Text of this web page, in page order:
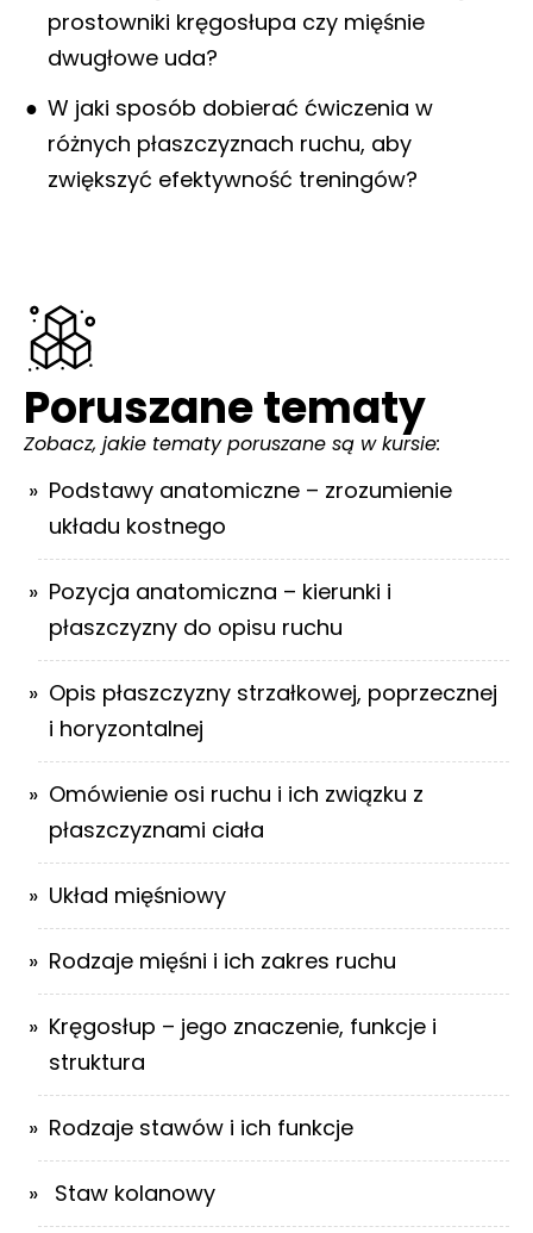
prostowniki kręgosłupa czy mięśnie
dwugłowe uda?
W jaki sposób dobierać ćwiczenia w
różnych płaszczyznach ruchu, aby
zwiększyć efektywność treningów?
Poruszane tematy
Zobacz, jakie tematy poruszane są w kursie:
Podstawy anatomiczne – zrozumienie
układu kostnego
Pozycja anatomiczna – kierunki i
płaszczyzny do opisu ruchu
Opis płaszczyzny strzałkowej, poprzecznej
i horyzontalnej
Omówienie osi ruchu i ich związku z
płaszczyznami ciała
Układ mięśniowy
Rodzaje mięśni i ich zakres ruchu
Kręgosłup – jego znaczenie, funkcje i
struktura
Rodzaje stawów i ich funkcje
Staw kolanowy